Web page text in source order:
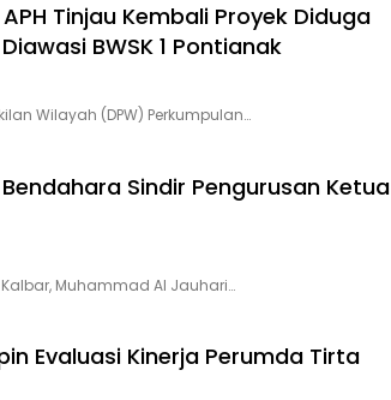
Tinjau Kembali Proyek Diduga
BWSK 1 Pontianak
Wilayah (DPW) Perkumpulan…
Sindir Pengurusan Ketua
Kalbar, Muhammad Al Jauhari…
Evaluasi Kinerja Perumda Tirta